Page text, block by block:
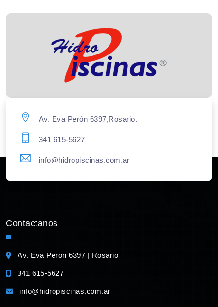
Av. Eva Perón 6397,Rosario.
341 615-5627
info@hidropiscinas.com.ar
Contactanos
Av. Eva Perón 6397 | Rosario
341 615-5627
info@hidropiscinas.com.ar